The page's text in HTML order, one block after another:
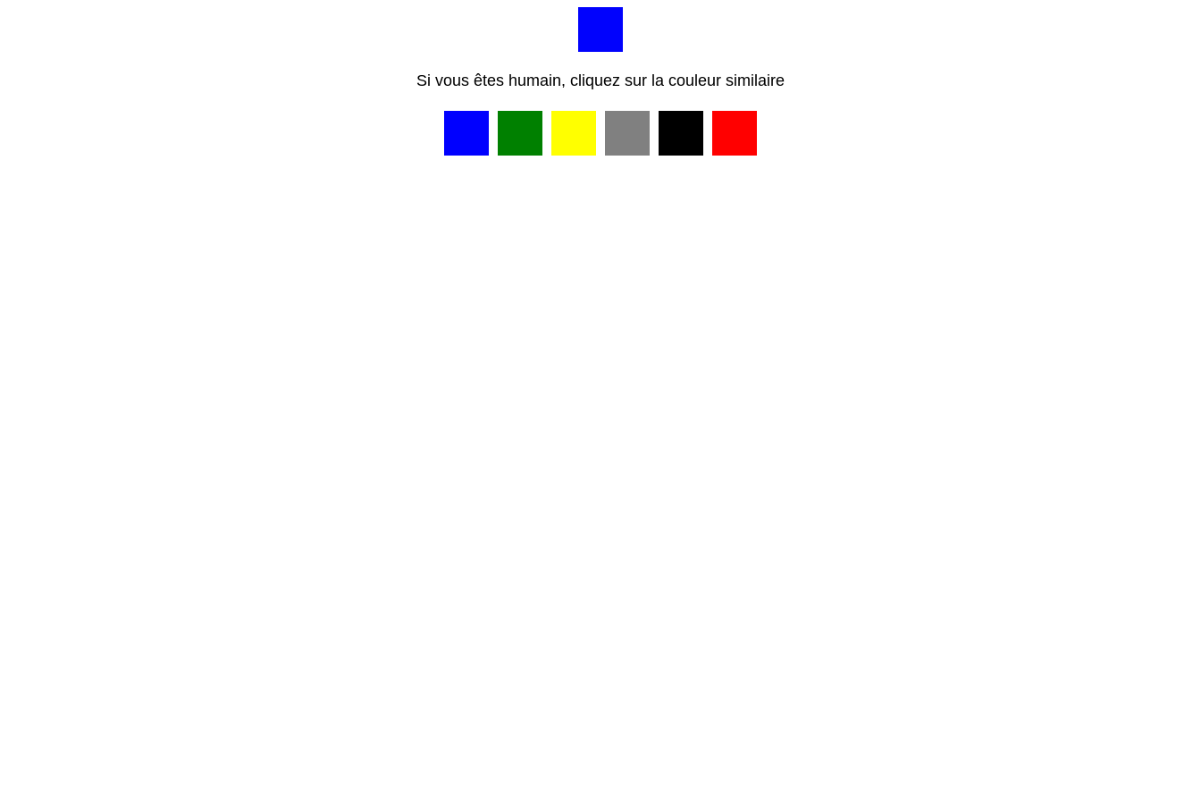
Si vous êtes humain, cliquez sur la couleur similaire